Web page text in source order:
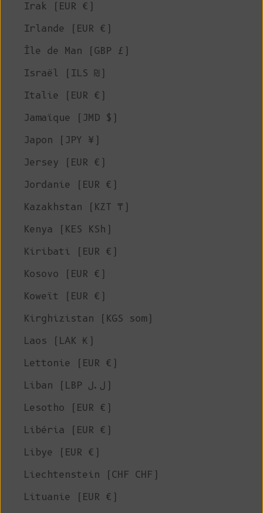
Irak (EUR €)
Irlande (EUR €)
Île de Man (GBP £)
Israël (ILS ₪)
Italie (EUR €)
Jamaïque (JMD $)
Japon (JPY ¥)
Jersey (EUR €)
Jordanie (EUR €)
Kazakhstan (KZT ₸)
Kenya (KES KSh)
Kiribati (EUR €)
Kosovo (EUR €)
Koweït (EUR €)
Kirghizistan (KGS som)
Laos (LAK ₭)
Lettonie (EUR €)
Liban (LBP ل.ل)
Lesotho (EUR €)
Libéria (EUR €)
Libye (EUR €)
Liechtenstein (CHF CHF)
Lituanie (EUR €)